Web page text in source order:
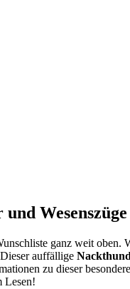
Wesens­zü­ge
ganz weit oben.
auf­fäl­li­ge Nack­t­hund
zu die­ser
Lesen!